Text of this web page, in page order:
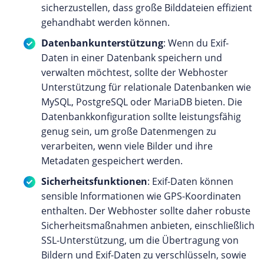
sicherzustellen, dass große Bilddateien effizient
gehandhabt werden können.
Datenbankunterstützung: Wenn du Exif-
Daten in einer Datenbank speichern und
verwalten möchtest, sollte der Webhoster
Unterstützung für relationale Datenbanken wie
MySQL, PostgreSQL oder MariaDB bieten. Die
Datenbankkonfiguration sollte leistungsfähig
genug sein, um große Datenmengen zu
verarbeiten, wenn viele Bilder und ihre
Metadaten gespeichert werden.
Sicherheitsfunktionen: Exif-Daten können
sensible Informationen wie GPS-Koordinaten
enthalten. Der Webhoster sollte daher robuste
Sicherheitsmaßnahmen anbieten, einschließlich
SSL-Unterstützung, um die Übertragung von
Bildern und Exif-Daten zu verschlüsseln, sowie